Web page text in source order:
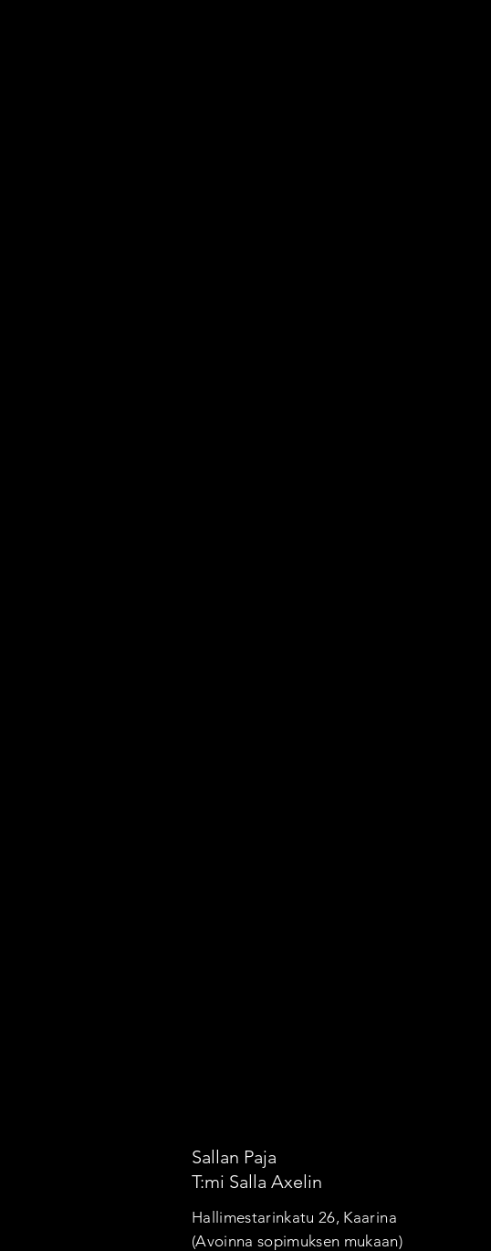
Sallan Paja
T:mi Salla Axelin
Hallimestarinkatu 26, Kaarina
(Avoinna sopimuksen mukaan)